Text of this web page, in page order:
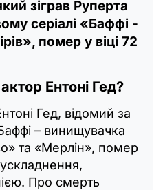
зіграв Руперта
серіалі «Баффі -
помер у віці 72
Ентоні Гед?
Гед, відомий за
– винищувачка
та «Мерлін», помер
ускладнення,
Про смерть